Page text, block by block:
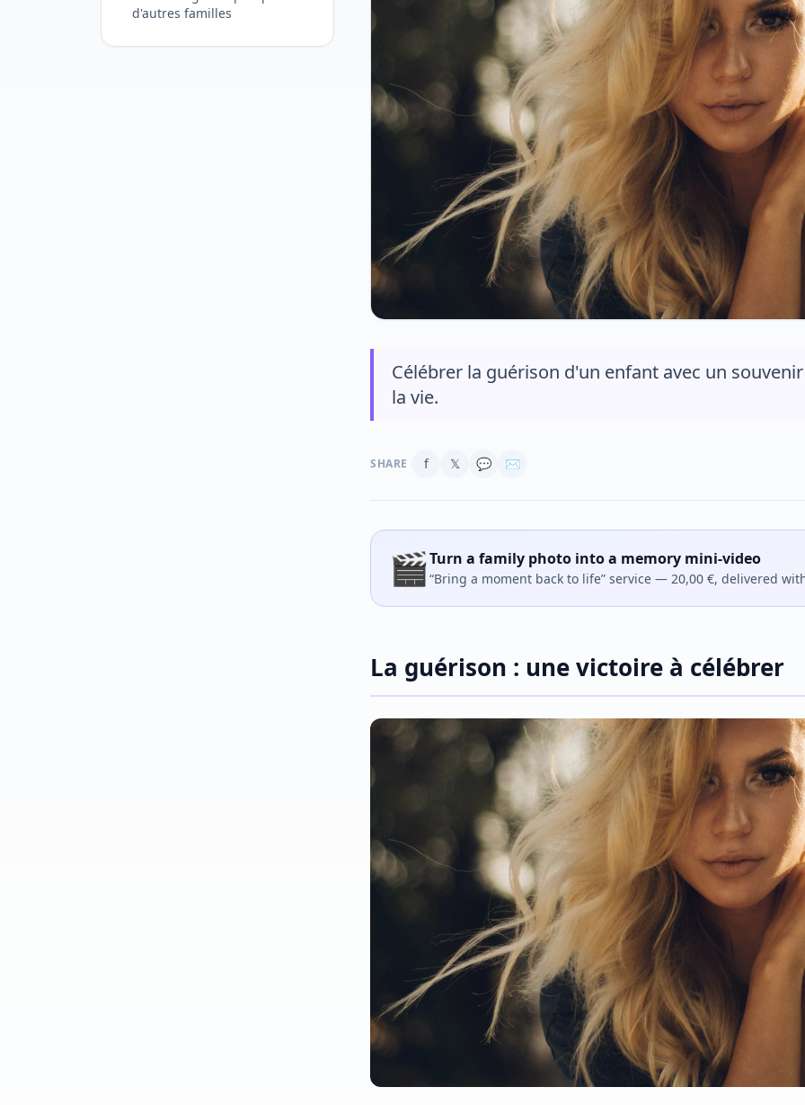
d'autres familles
Célébrer la guérison d'un enfant avec un
la vie.
SHARE f 𝕏 💬 ✉
🎬Turn a family photo into a memory mini-video
“Bring a moment back to life” service — 20,00 €, delivered
La guérison : une victoire à célébrer